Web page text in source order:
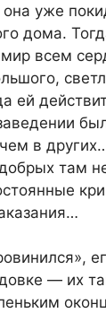
она уже
дома.
всем
ей
в
там
— их